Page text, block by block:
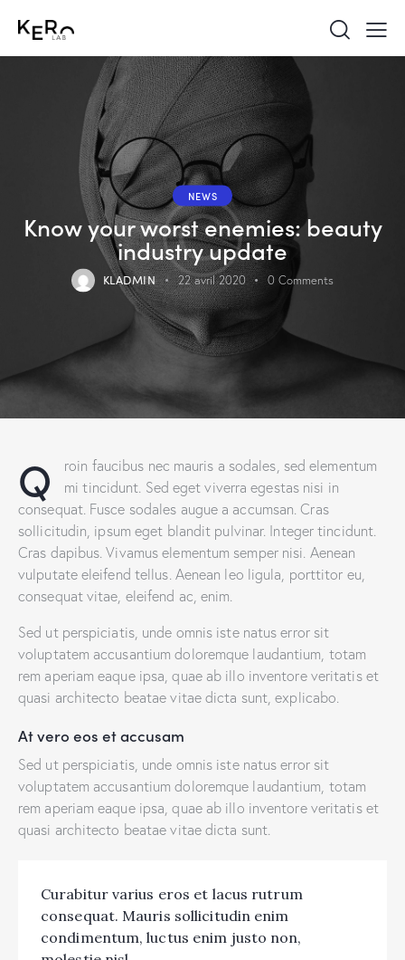
NEWS
Know your worst enemies: beauty
industry update
KLADMIN 22 avril 2020 0 Comments
Q
roin faucibus nec mauris a sodales, sed elementum
mi tincidunt. Sed eget viverra egestas nisi in
consequat. Fusce sodales augue a accumsan. Cras
sollicitudin, ipsum eget blandit pulvinar. Integer tincidunt.
Cras dapibus. Vivamus elementum semper nisi. Aenean
vulputate eleifend tellus. Aenean leo ligula, porttitor eu,
consequat vitae, eleifend ac, enim.
Sed ut perspiciatis, unde omnis iste natus error sit
voluptatem accusantium doloremque laudantium, totam
rem aperiam eaque ipsa, quae ab illo inventore veritatis et
quasi architecto beatae vitae dicta sunt, explicabo.
At vero eos et accusam
Sed ut perspiciatis, unde omnis iste natus error sit
voluptatem accusantium doloremque laudantium, totam
rem aperiam eaque ipsa, quae ab illo inventore veritatis et
quasi architecto beatae vitae dicta sunt.
Curabitur varius eros et lacus rutrum
consequat. Mauris sollicitudin enim
condimentum, luctus enim justo non,